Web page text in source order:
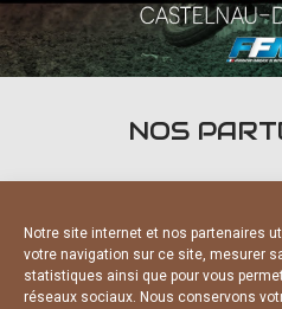
Notre site internet et nos partenaires
votre navigation sur ce site, mesurer
statistiques ainsi que pour vous
réseaux sociaux. Nous conservons
NOS
PARTENAIRES